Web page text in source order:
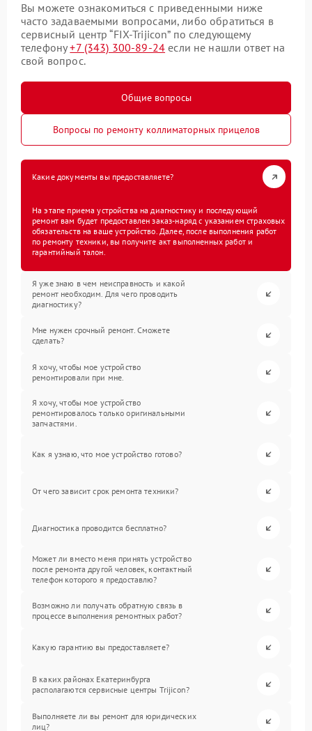
Вы можете ознакомиться с приведенными ниже
часто задаваемыми вопросами, либо обратиться в
сервисный центр “FIX-Trijicon” по следующему
телефону+7 (343) 300-89-24 если не нашли ответ на
свой вопрос.
Общие вопросы
Вопросы по ремонту коллиматорных прицелов
Какие документы вы предоставляете?
На этапе приема устройства на диагностику и последующий
ремонт вам будет предоставлен заказ-наряд с указанием страховых
обязательств на ваше устройство. Далее, после выполнения работ
по ремонту техники, вы получите акт выполненных работ и
гарантийный талон.
Я уже знаю в чем неисправность и какой
ремонт необходим. Для чего проводить
диагностику?
Мне нужен срочный ремонт. Сможете
сделать?
Я хочу, чтобы мое устройство
ремонтировали при мне.
Я хочу, чтобы мое устройство
ремонтировалось только оригинальными
запчастями.
Как я узнаю, что мое устройство готово?
От чего зависит срок ремонта техники?
Диагностика проводится бесплатно?
Может ли вместо меня принять устройство
после ремонта другой человек, контактный
телефон которого я предоставлю?
Возможно ли получать обратную связь в
процессе выполнения ремонтных работ?
Какую гарантию вы предоставляете?
В каких районах Екатеринбурга
располагаются сервисные центры Trijicon?
Выполняете ли вы ремонт для юридических
лиц?